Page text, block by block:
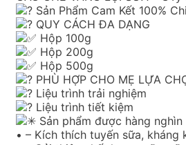
Sản Phẩm Cam Kết 100%
QUY CÁCH ĐA DẠNG
Hộp 100g
Hộp 200g
Hộp 500g
PHÙ HỢP CHO MẸ LỰA
Liệu trình trải nghiệm
Liệu trình tiết kiệm
Sản phẩm được hàng
• – Kích thích tuyến sữa, kháng